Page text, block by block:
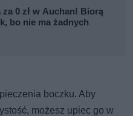
za 0 zł w Auchan! Biorą
bo nie ma żadnych
boczku. Aby
możesz upiec go w